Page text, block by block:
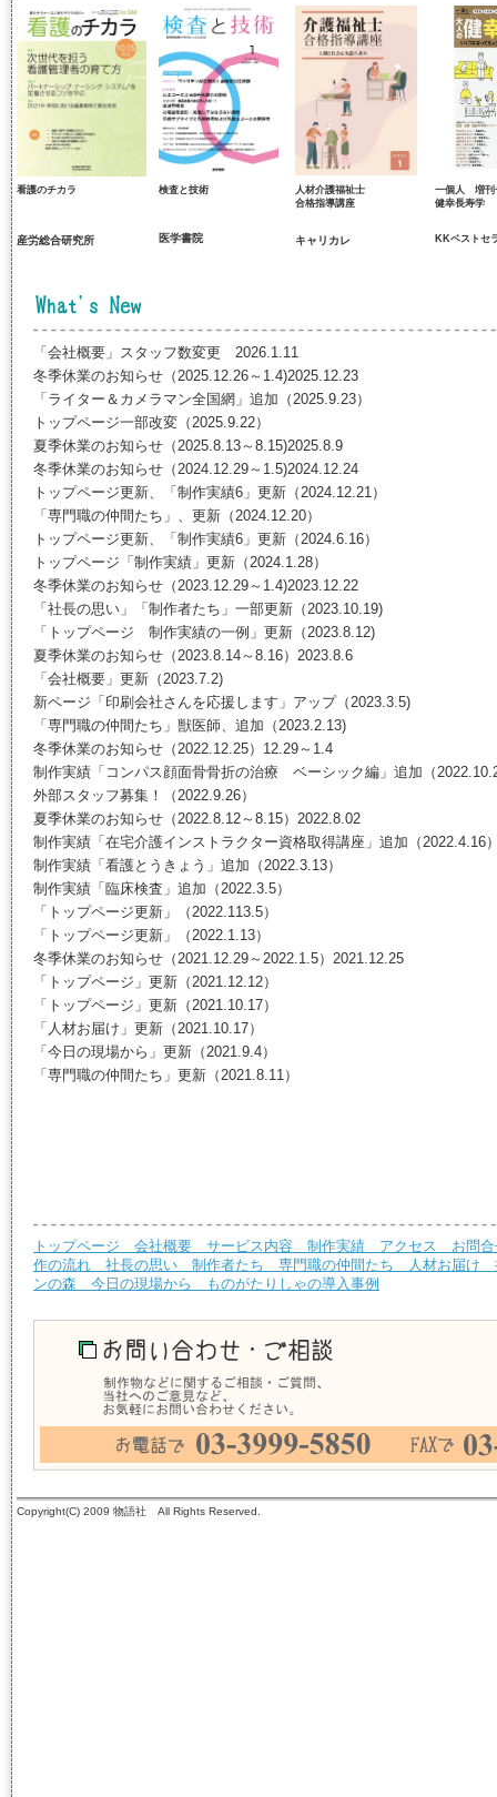
看護のチカラ
産労総合研究所
検査と技術
医学書院
人材介護福祉士
合格指導講座
キャリカレ
一個人 増刊
健幸長寿学
KKベストセ
「会社概要」スタッフ数変更 2026.1.11
冬季休業のお知らせ（2025.12.26～1.4)2025.12.23
「ライター＆カメラマン全国網」追加（2025.9.23）
トップページ一部改変（2025.9.22）
夏季休業のお知らせ（2025.8.13～8.15)2025.8.9
冬季休業のお知らせ（2024.12.29～1.5)2024.12.24
トップページ更新、「制作実績6」更新（2024.12.21）
「専門職の仲間たち」、更新（2024.12.20）
トップページ更新、「制作実績6」更新（2024.6.16）
トップページ「制作実績」更新（2024.1.28）
冬季休業のお知らせ（2023.12.29～1.4)2023.12.22
「社長の思い」「制作者たち」一部更新（2023.10.19)
「トップページ 制作実績の一例」更新（2023.8.12)
夏季休業のお知らせ（2023.8.14～8.16）2023.8.6
「会社概要」更新（2023.7.2)
新ページ「印刷会社さんを応援します」アップ（2023.3.5)
「専門職の仲間たち」獣医師、追加（2023.2.13)
冬季休業のお知らせ（2022.12.25）12.29～1.4
制作実績「コンパス顔面骨骨折の治療 ベーシック編」追加（
外部スタッフ募集！（2022.9.26）
夏季休業のお知らせ（2022.8.12～8.15）2022.8.02
制作実績「在宅介護インストラクター資格取得講座」追加（2022.4.16
制作実績「看護とうきょう」追加（2022.3.13）
制作実績「臨床検査」追加（2022.3.5）
「トップページ更新」（2022.113.5）
「トップページ更新」（2022.1.13）
冬季休業のお知らせ（2021.12.29～2022.1.5）2021.12.25
「トップページ」更新（2021.12.12）
「トップページ」更新（2021.10.17）
「人材お届け」更新（2021.10.17）
「今日の現場から」更新（2021.9.4）
「専門職の仲間たち」更新（2021.8.11）
トップページ 会社概要 サービス内容 制作実績 アクセス
お問
作の流れ
社長の思い 制作者たち 専門職の仲間たち 人材お届け
ンの森
今日の現場から ものがたりしゃの導入事例
Copyright(C) 2009 物語社 All Rights Reserved.